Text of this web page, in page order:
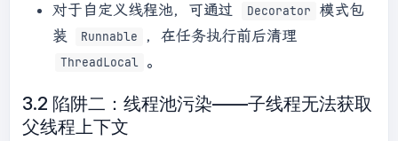
对于自定义线程池，可通过
Decorator
模式包
装
Runnable ，在任务执行前后清理
ThreadLocal 。
3.2 陷阱二：线程池污染——子线程无法获取
父线程上下文